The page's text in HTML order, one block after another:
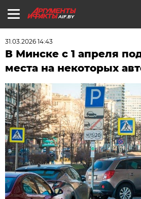
AIF.BY
31.03.2026 14:43
В Минске с 1 апреля
места на некоторых